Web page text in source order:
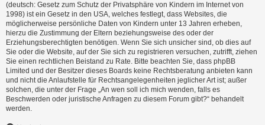
(deutsch: Gesetz zum Schutz der Privatsphäre von Kindern im Internet von
1998) ist ein Gesetz in den USA, welches festlegt, dass Websites, die
möglicherweise persönliche Daten von Kindern unter 13 Jahren erheben,
hierzu die Zustimmung der Eltern beziehungsweise des oder der
Erziehungsberechtigten benötigen. Wenn Sie sich unsicher sind, ob dies auf
Sie oder die Website, auf der Sie sich zu registrieren versuchen, zutrifft, ziehen
Sie einen rechtlichen Beistand zu Rate. Bitte beachten Sie, dass phpBB
Limited und der Besitzer dieses Boards keine Rechtsberatung anbieten kann
und nicht die Anlaufstelle für Rechtsangelegenheiten jeglicher Art ist; außer
solchen, die unter der Frage „An wen soll ich mich wenden, falls es
Beschwerden oder juristische Anfragen zu diesem Forum gibt?“ behandelt
werden.